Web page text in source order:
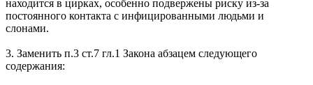
находится в цирках, особенно подвержены риску из-за
постоянного контакта с инфицированными людьми и
слонами.
3. Заменить п.3 ст.7 гл.1 Закона абзацем следующего
содержания: